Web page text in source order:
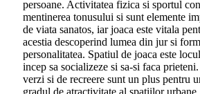
persoane. Activitatea fizica si sportul
mentinerea tonusului si sunt elemente
de viata sanatos, iar joaca este vitala
acestia descoperind lumea din jur si
personalitatea. Spatiul de joaca este
incep sa socializeze si sa-si faca
verzi si de recreere sunt un plus pentru
gradul de atractivitate al spatiilor urbane.